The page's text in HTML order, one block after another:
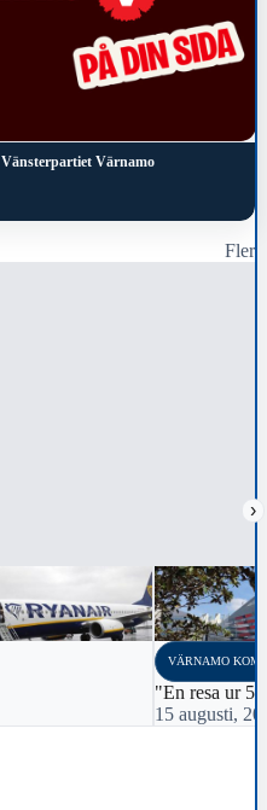
Vänsterpartiet Värnamo
Fler
›
VÄRNAMO
"En resa ur
15 augusti,